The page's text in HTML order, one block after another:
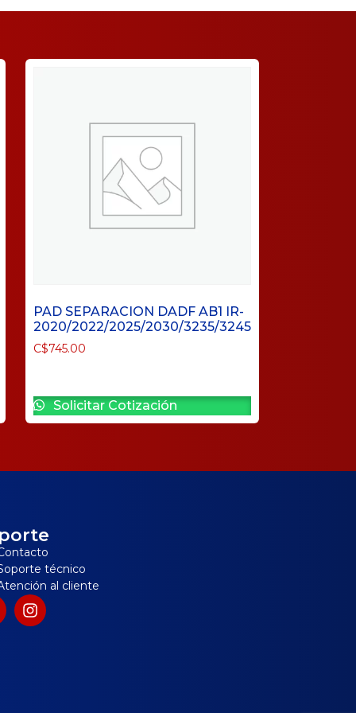
PAD SEPARACION DADF AB1 IR-
2020/2022/2025/2030/3235/3245
C$745.00
Solicitar Cotización
técnico
al cliente